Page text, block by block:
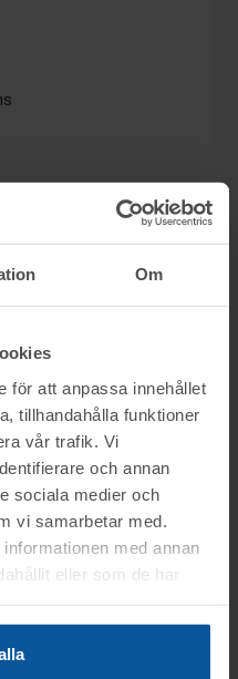
Om
för att anpassa innehållet
tillhandahålla funktioner
vår trafik. Vi
och annan
sociala medier och
vi samarbetar med.
med annan
eller som de har
kontrollera
för visning.
tas bort!
gäller inte
ångerrätt). Se mer
0346-48770 för
och rop.
kl. 13:00-14:00
Auktioner AB
01-12.
auktion
kl. 08:00-